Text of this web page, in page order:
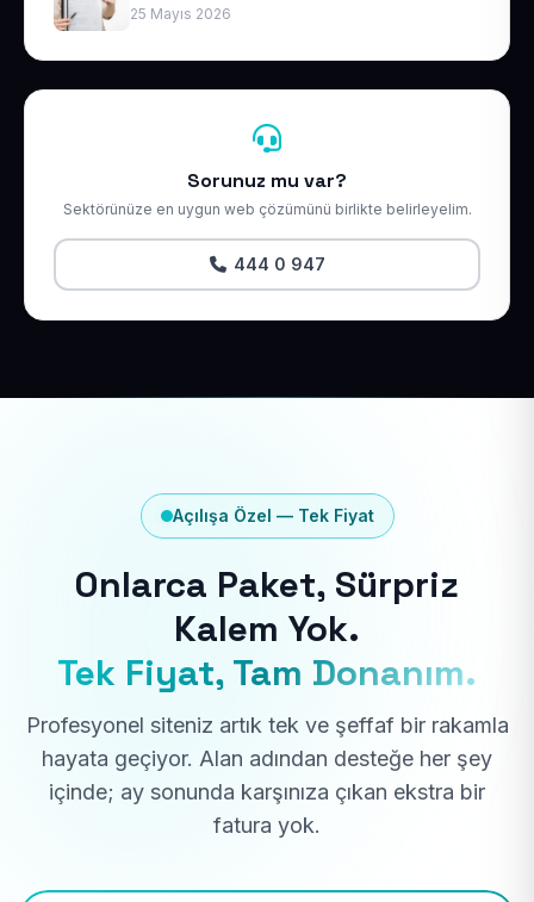
25 Mayıs 2026
Sorunuz mu var?
Sektörünüze en uygun web çözümünü birlikte belirleyelim.
444 0 947
Açılışa Özel — Tek Fiyat
Onlarca Paket, Sürpriz
Kalem Yok.
Tek Fiyat, Tam Donanım.
Profesyonel siteniz artık tek ve şeffaf bir rakamla
hayata geçiyor. Alan adından desteğe her şey
içinde; ay sonunda karşınıza çıkan ekstra bir
fatura yok.